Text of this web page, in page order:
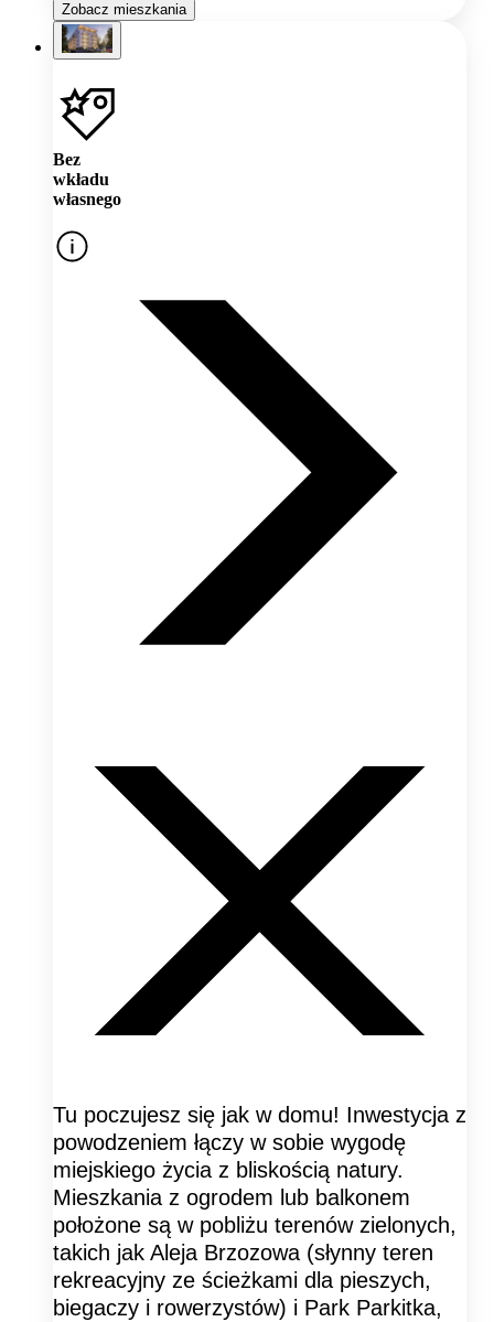
Zobacz mieszkania
Bez
wkładu
własnego
Tu poczujesz się jak w domu! Inwestycja z
powodzeniem łączy w sobie wygodę
miejskiego życia z bliskością natury.
Mieszkania z ogrodem lub balkonem
położone są w pobliżu terenów zielonych,
takich jak Aleja Brzozowa (słynny teren
rekreacyjny ze ścieżkami dla pieszych,
biegaczy i rowerzystów) i Park Parkitka,